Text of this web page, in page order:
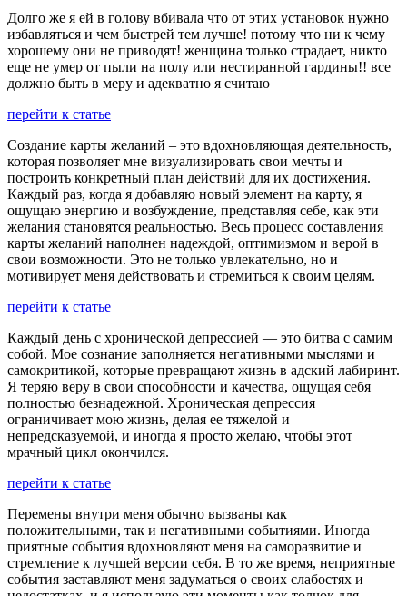
Долго же я ей в голову вбивала что от этих установок нужно
избавляться и чем быстрей тем лучше! потому что ни к чему
хорошему они не приводят! женщина только страдает, никто
еще не умер от пыли на полу или нестиранной гардины!! все
должно быть в меру и адекватно я считаю
перейти к статье
Создание карты желаний – это вдохновляющая деятельность,
которая позволяет мне визуализировать свои мечты и
построить конкретный план действий для их достижения.
Каждый раз, когда я добавляю новый элемент на карту, я
ощущаю энергию и возбуждение, представляя себе, как эти
желания становятся реальностью. Весь процесс составления
карты желаний наполнен надеждой, оптимизмом и верой в
свои возможности. Это не только увлекательно, но и
мотивирует меня действовать и стремиться к своим целям.
перейти к статье
Каждый день с хронической депрессией — это битва с самим
собой. Мое сознание заполняется негативными мыслями и
самокритикой, которые превращают жизнь в адский лабиринт.
Я теряю веру в свои способности и качества, ощущая себя
полностью безнадежной. Хроническая депрессия
ограничивает мою жизнь, делая ее тяжелой и
непредсказуемой, и иногда я просто желаю, чтобы этот
мрачный цикл окончился.
перейти к статье
Перемены внутри меня обычно вызваны как
положительными, так и негативными событиями. Иногда
приятные события вдохновляют меня на саморазвитие и
стремление к лучшей версии себя. В то же время, неприятные
события заставляют меня задуматься о своих слабостях и